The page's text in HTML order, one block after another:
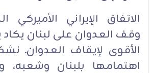
الاتفاق الإيراني
وقف العدوان على لبنان
الأقوى لإيقاف العدوان.
اهتمامها بلبنان